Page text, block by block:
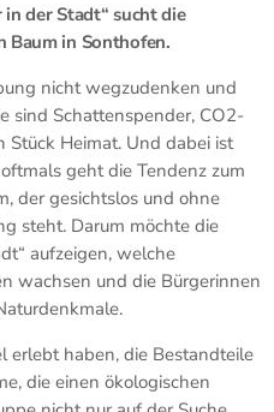
der Stadt“ sucht die
Baum in Sonthofen.
nicht wegzudenken und
sind Schattenspender, CO2-
Stück Heimat. Und dabei ist
geht die Tendenz zum
der gesichtslos und ohne
steht. Darum möchte die
aufzeigen, welche
wachsen und die Bürgerinnen
erlebt haben, die Bestandteile
die einen ökologischen